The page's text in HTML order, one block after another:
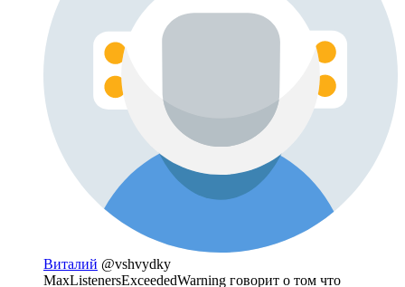
Виталий @vshvydky
MaxListenersExceededWarning говорит о том что